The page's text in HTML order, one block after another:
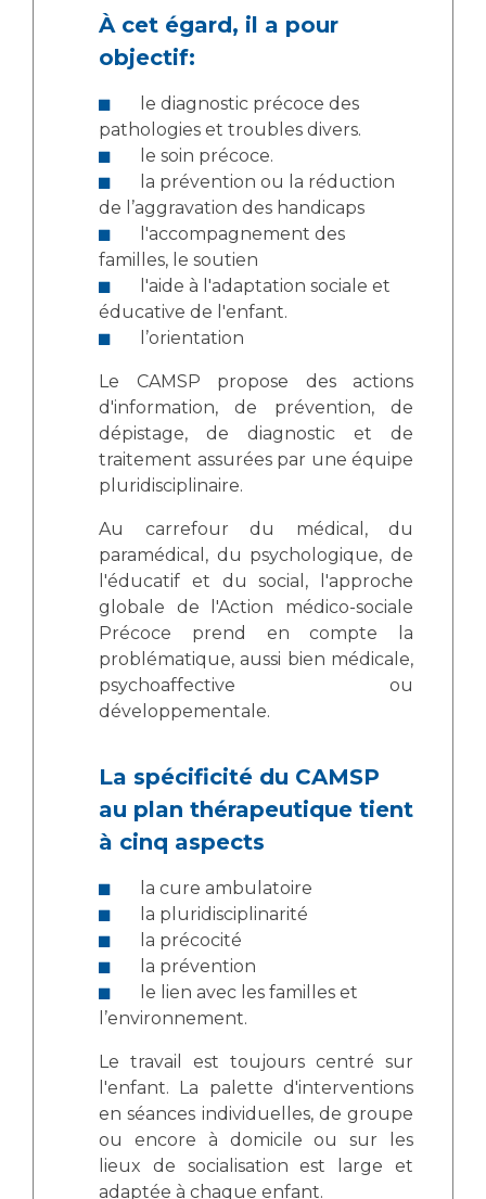
À cet égard, il a pour
objectif:
pathologies et troubles divers.
le soin précoce.
de l’aggravation des handicaps
familles, le soutien
éducative de l'enfant.
l’orientation
Le CAMSP propose des actions
d'information, de prévention, de
dépistage, de diagnostic et de
traitement assurées par une équipe
pluridisciplinaire.
Au carrefour du médical, du
paramédical, du psychologique, de
l'éducatif et du social, l'approche
globale de l'Action médico-sociale
Précoce prend en compte la
problématique, aussi bien médicale,
psychoaffective ou
développementale.
La spécificité du CAMSP
au plan thérapeutique tient
à cinq aspects
la cure ambulatoire
la pluridisciplinarité
la précocité
la prévention
l’environnement.
Le travail est toujours centré sur
l'enfant. La palette d'interventions
en séances individuelles, de groupe
ou encore à domicile ou sur les
lieux de socialisation est large et
adaptée à chaque enfant.